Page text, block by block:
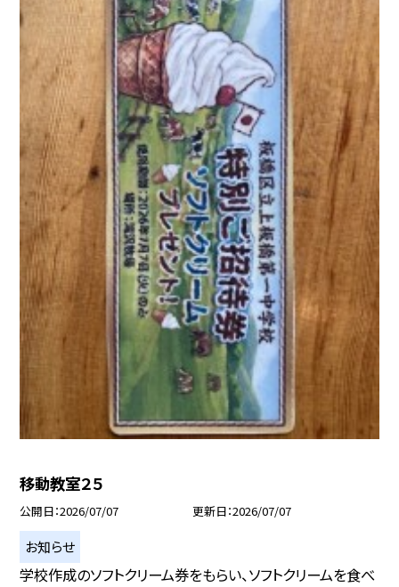
移動教室２５
公開日 2026/07/07 更新日 2026/07/07
お知らせ
学校作成のソフトクリーム券をもらい、ソフトクリームを食べ